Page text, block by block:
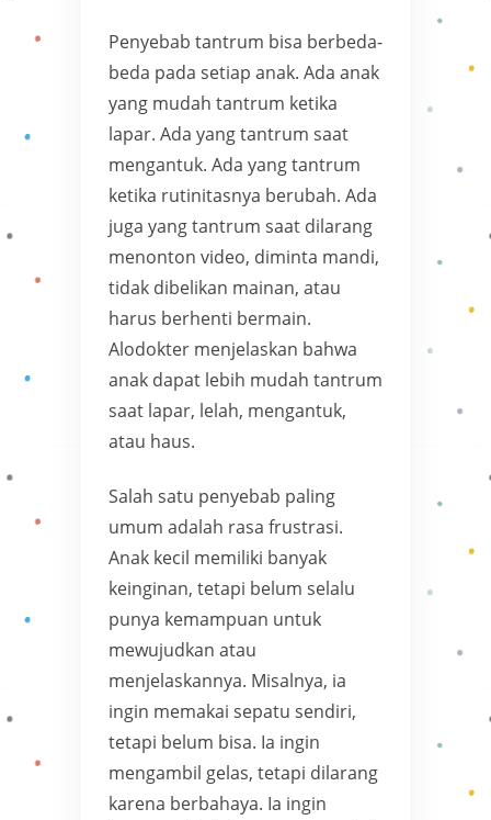
Penyebab tantrum bisa berbeda-
beda pada setiap anak. Ada anak
yang mudah tantrum ketika
lapar. Ada yang tantrum saat
mengantuk. Ada yang tantrum
ketika rutinitasnya berubah. Ada
juga yang tantrum saat dilarang
menonton video, diminta mandi,
tidak dibelikan mainan, atau
harus berhenti bermain.
Alodokter menjelaskan bahwa
anak dapat lebih mudah tantrum
saat lapar, lelah, mengantuk,
atau haus.
Salah satu penyebab paling
umum adalah rasa frustrasi.
Anak kecil memiliki banyak
keinginan, tetapi belum selalu
punya kemampuan untuk
mewujudkan atau
menjelaskannya. Misalnya, ia
ingin memakai sepatu sendiri,
tetapi belum bisa. Ia ingin
mengambil gelas, tetapi dilarang
karena berbahaya. Ia ingin